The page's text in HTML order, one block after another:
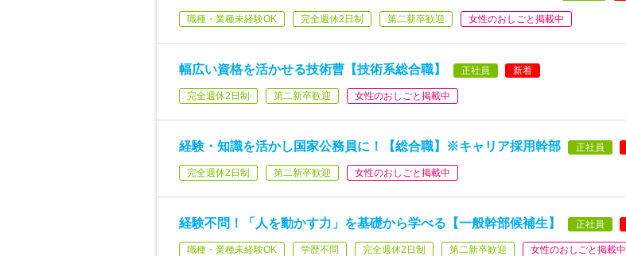
職種・業種未経験OK 完全週休2日制 第二新卒歓迎 女性のおしごと掲載中
幅広い資格を活かせる技術曹【技術系総合職】 正社員 新着
完全週休2日制 第二新卒歓迎 女性のおしごと掲載中
経験・知識を活かし国家公務員に！【総合職】※キャリア採用幹部 正社員
完全週休2日制 第二新卒歓迎 女性のおしごと掲載中
経験不問！「人を動かす力」を基礎から学べる【一般幹部候補生】 正社員
職種・業種未経験OK 学歴不問 完全週休2日制 第二新卒歓迎 女性のおしごと掲載中